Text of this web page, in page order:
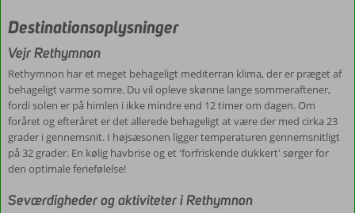
Destinationsoplysninger
Vejr Rethymnon
Rethymnon har et meget behageligt mediterran klima, der er præget af
behageligt varme somre. Du vil opleve skønne lange sommeraftener,
fordi solen er på himlen i ikke mindre end 12 timer om dagen. Om
foråret og efteråret er det allerede behageligt at være der med cirka 23
grader i gennemsnit. I højsæsonen ligger temperaturen gennemsnitligt
på 32 grader. En kølig havbrise og et 'forfriskende dukkert' sørger for
den optimale feriefølelse!
Seværdigheder og aktiviteter i Rethymnon